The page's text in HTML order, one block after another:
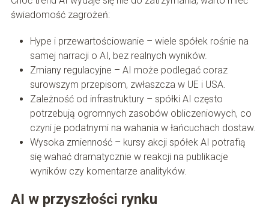
świadomość zagrożeń:
Hype i przewartościowanie – wiele spółek rośnie na
samej narracji o AI, bez realnych wyników.
Zmiany regulacyjne – AI może podlegać coraz
surowszym przepisom, zwłaszcza w UE i USA.
Zależność od infrastruktury – spółki AI często
potrzebują ogromnych zasobów obliczeniowych, co
czyni je podatnymi na wahania w łańcuchach dostaw.
Wysoka zmienność – kursy akcji spółek AI potrafią
się wahać dramatycznie w reakcji na publikacje
wyników czy komentarze analityków.
AI w przyszłości rynku